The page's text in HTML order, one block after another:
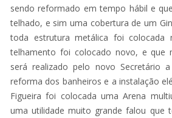
sendo reformado em tempo hábil e
telhado, e sim uma cobertura de um
toda estrutura metálica foi
telhamento foi colocado novo, e que
será realizado pelo novo Secretário
reforma dos banheiros e a instalação
Figueira foi colocada uma Arena
uma utilidade muito grande falou que